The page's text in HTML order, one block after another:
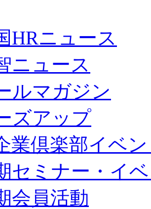
HRニュース
ニュース
ルマガジン
ズアップ
業倶楽部イベ
セミナー・イ
会員活動